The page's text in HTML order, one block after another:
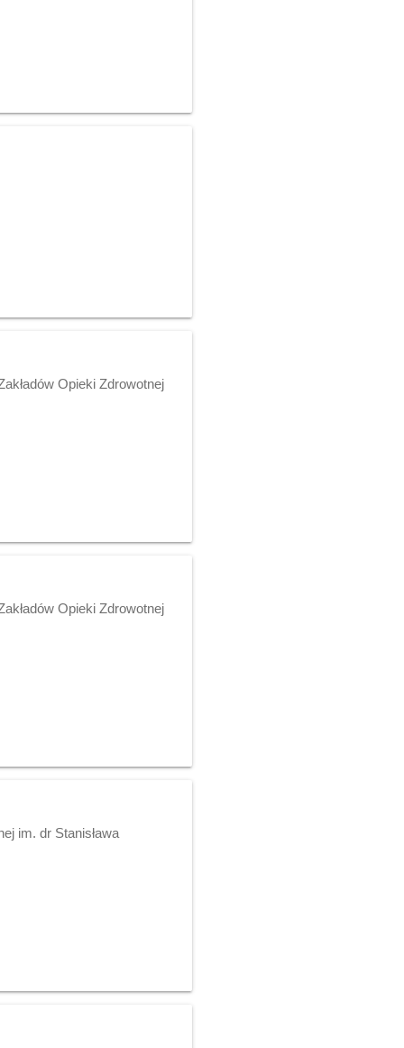
Opieki Zdrowotnej
Opieki Zdrowotnej
im. dr Stanisława